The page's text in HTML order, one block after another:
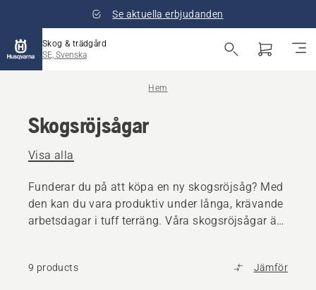
Se aktuella erbjudanden
Skog & trädgård
SE, Svenska
Hem
Skogsröjsågar
Visa alla
Funderar du på att köpa en ny skogsröjsåg? Med
den kan du vara produktiv under långa, krävande
arbetsdagar i tuff terräng. Våra skogsröjsågar är
9 products Jämför